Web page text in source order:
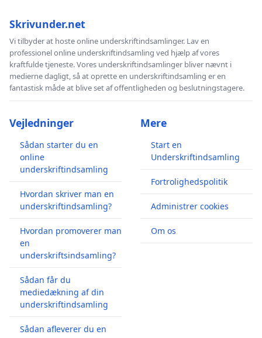
Skrivunder.net
Vi tilbyder at hoste online underskriftindsamlinger. Lav en
professionel online underskriftindsamling ved hjælp af vores
kraftfulde tjeneste. Vores underskriftindsamlinger bliver nævnt i
medierne dagligt, så at oprette en underskriftindsamling er en
fantastisk måde at blive set af offentligheden og beslutningstagere.
Vejledninger
Sådan starter du en
online
underskriftindsamling
Hvordan skriver man en
underskriftindsamling?
Hvordan promoverer man
en
underskriftsindsamling?
Sådan får du
mediedækning af din
underskriftindsamling
Sådan afleverer du en
Mere
Start en
Underskriftindsamling
Fortrolighedspolitik
Administrer cookies
Om os